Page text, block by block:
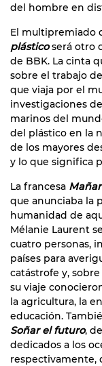
del hombre en
El multipremiado
plásticoserá otro
de BBK. La cinta
sobre el trabajo
que viaja por el
investigaciones
marinos del
del plástico en la
de los mayores
y lo que significa
La francesa
que anunciaba la
humanidad de
Mélanie Laurent
cuatro personas,
países para
catástrofe y,
su viaje
la agricultura, la
educación.
Soñar el futuro,
dedicados a los
respectivamente,